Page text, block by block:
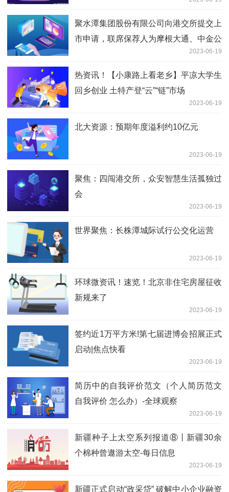
聚水潭集团股份有限公司向港交所提交上
市申请，联席保荐人为摩根大通、中金公
2023-06-19
热资讯！【小康路上看老乡】平凉大学生
回乡创业 土特产登“云”“链”市场
2023-06-19
北大资源：预期年度溢利约10亿元
2023-06-19
聚焦：四闯港交所，众安智慧生活孤独过
会
2023-06-19
世界聚焦：长株潭城际试行公交化运营
2023-06-19
环球微资讯！速览！北京非住宅房屋征收
新规来了
2023-06-19
签约近1万平方米!第七届进博会招展正式
启动|焦点快看
2023-06-19
简历中的自我评价范文（个人简历范文
自我评价 怎么办）-全球观察
2023-06-19
新疆种子上太空系列报道⑧丨新疆30余
个棉种曾遨游太空-每日信息
2023-06-19
新疆正式启动“政采贷” 破解中小企业融资